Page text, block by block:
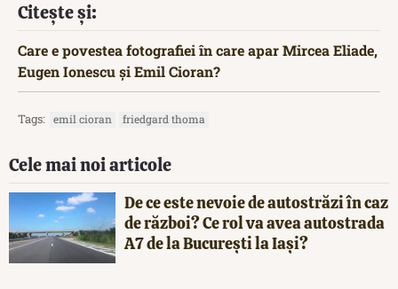
Citește și:
Care e povestea fotografiei în care apar Mircea Eliade,
Eugen Ionescu și Emil Cioran?
Tags: emil cioran friedgard thoma
Cele mai noi articole
De ce este nevoie de autostrăzi în caz
de război? Ce rol va avea autostrada
A7 de la București la Iași?